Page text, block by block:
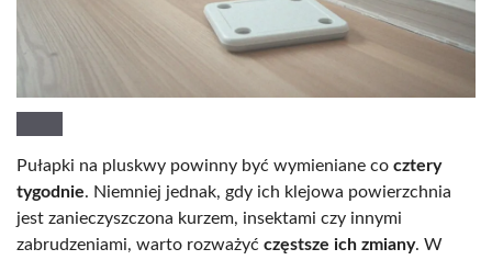
Pułapki na pluskwy powinny być wymieniane co cztery
tygodnie. Niemniej jednak, gdy ich klejowa powierzchnia
jest zanieczyszczona kurzem, insektami czy innymi
zabrudzeniami, warto rozważyć częstsze ich zmiany. W